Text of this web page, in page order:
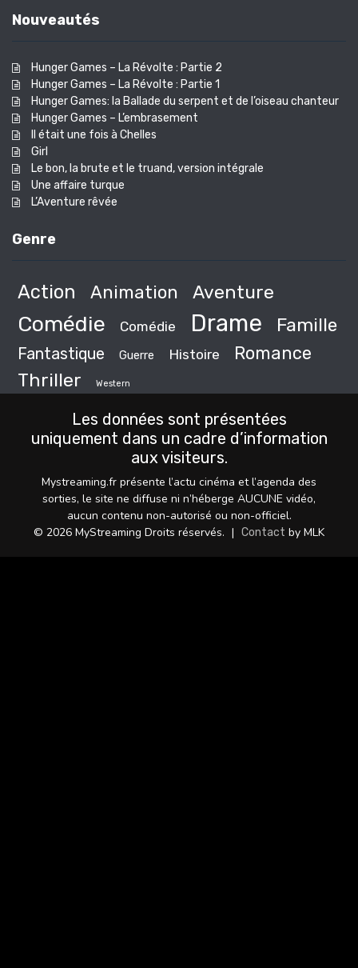
Nouveautés
Hunger Games – La Révolte : Partie 2
Hunger Games – La Révolte : Partie 1
Hunger Games: la Ballade du serpent et de l’oiseau chanteur
Hunger Games – L’embrasement
Il était une fois à Chelles
Girl
Le bon, la brute et le truand, version intégrale
Une affaire turque
L’Aventure rêvée
Genre
Action Animation Aventure
Comédie Comédie Drame Famille
Fantastique Guerre Histoire Romance
Thriller Western
Les données sont présentées
uniquement dans un cadre d’information
aux visiteurs.
Mystreaming.fr présente l’actu cinéma et l’agenda des
sorties, le site ne diffuse ni n’héberge AUCUNE vidéo,
aucun contenu non-autorisé ou non-officiel.
© 2026 MyStreaming Droits réservés. | Contact by MLK